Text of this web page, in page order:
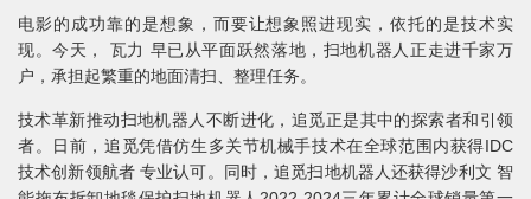
电影的成功靠的是想象，而要让想象照进现实，依托的是技术实
现。今天， 瓦力 早已从平面跃然落地，扫地机器人正走进千家万
户，承担起繁重的地面清扫、整理任务。
技术革新推动扫地机器人不断进化，追觅正是其中的探索者和引领
者。日前，追觅凭借仿生多关节机械手技术在全球范围内获得IDC
技术创新领航者 专业认可。同时，追觅扫地机器人还获得沙利文 智